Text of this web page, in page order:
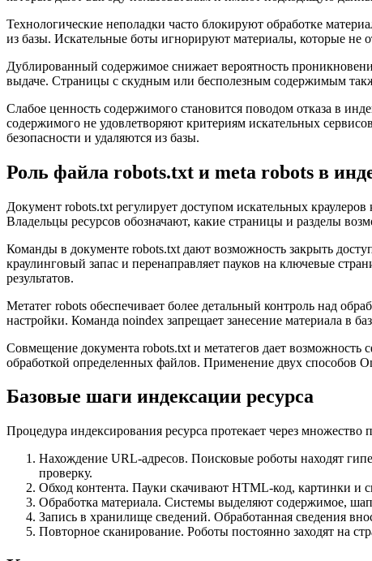
Технологические неполадки часто блокируют обработке
из базы. Искательные боты игнорируют материалы, которые не
Дублированный содержимое снижает вероятность
выдаче. Страницы с скудным или бесполезным содержимым
Слабое ценность содержимого становится поводом отказа в
содержимого не удовлетворяют критериям искательных
безопасности и удаляются из базы.
Роль файла robots.txt и meta robots в
Документ robots.txt регулирует доступом искательных
Владельцы ресурсов обозначают, какие страницы и разделы
Команды в документе robots.txt дают возможность закрыть
краулинговый запас и перенаправляет пауков на ключевые
результатов.
Метатег robots обеспечивает более детальный контроль над
настройки. Команда noindex запрещает занесение материала в
Совмещение документа robots.txt и метатегов дает возможность
обработкой определенных файлов. Применение двух способов
Базовые шаги индексации ресурса
Процедура индексирования ресурса протекает через
Нахождение URL-адресов. Поисковые роботы находят
проверку.
Обход контента. Пауки скачивают HTML-код, картинки и
Обработка материала. Системы выделяют содержимое,
Запись в хранилище сведений. Обработанная сведения
Повторное сканирование. Роботы постоянно заходят на